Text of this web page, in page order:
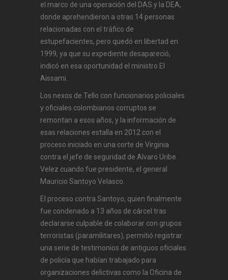
el marco de una operación del DAS y la DEA,
donde aprehendieron a otras 14 personas
relacionadas con el tráfico de
estupefacientes, pero quedó en libertad en
1999, ya que su expediente desapareció,
indicó en esa oportunidad el ministro El
Aissami.
Los nexos de Tello con funcionarios policiales
y oficiales colombianos corruptos se
remontan a esos años, y la información de
esas relaciones estalla en 2012 con el
proceso iniciado en una corte de Virginia
contra el jefe de seguridad de Alvaro Uribe
Velez cuando fue presidente, el general
Mauricio Santoyo Velasco.
El proceso contra Santoyo, quien finalmente
fue condenado a 13 años de cárcel tras
declararse culpable de colaborar con grupos
terroristas (paramilitares), permitió registrar
una serie de testimonios de antiguos oficiales
de policía que habían trabajado para
organizaciones delictivas como la Oficina de